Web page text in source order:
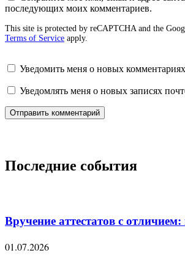
последующих моих комментариев.
This site is protected by reCAPTCHA and the
Terms of Service apply.
Уведомить меня о новых
Уведомлять меня о новых записях
Последние события
Вручение аттестатов с
01.07.2026